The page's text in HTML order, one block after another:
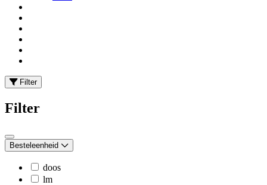
Filter
Filter
Besteleenheid
doos
lm